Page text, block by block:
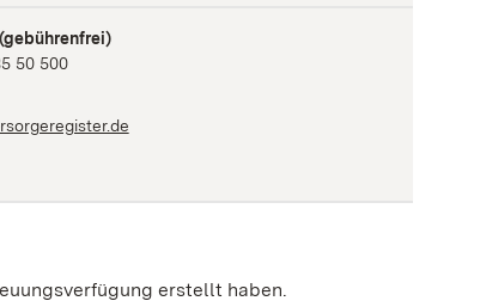
50 500
erstellt haben.